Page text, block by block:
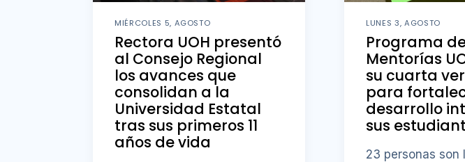
MIÉRCOLES 5, AGOSTO
Rectora UOH presentó
al Consejo Regional
los avances que
consolidan a la
Universidad Estatal
tras sus primeros 11
años de vida
LUNES 3, AGOSTO
Programa
Mentorías
su cuarta
para
desarrollo
sus
23 personas son